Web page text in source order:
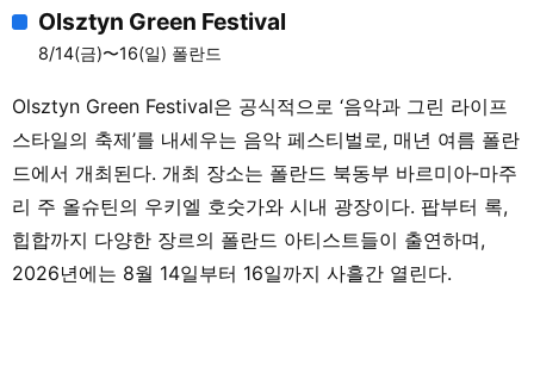
Olsztyn Green Festival
8/14(금)〜16(일) 폴란드
Olsztyn Green Festival은 공식적으로 ‘음악과 그린 라이프
스타일의 축제’를 내세우는 음악 페스티벌로, 매년 여름 폴란
드에서 개최된다. 개최 장소는 폴란드 북동부 바르미아‑마주
리 주 올슈틴의 우키엘 호숫가와 시내 광장이다. 팝부터 록,
힙합까지 다양한 장르의 폴란드 아티스트들이 출연하며,
2026년에는 8월 14일부터 16일까지 사흘간 열린다.